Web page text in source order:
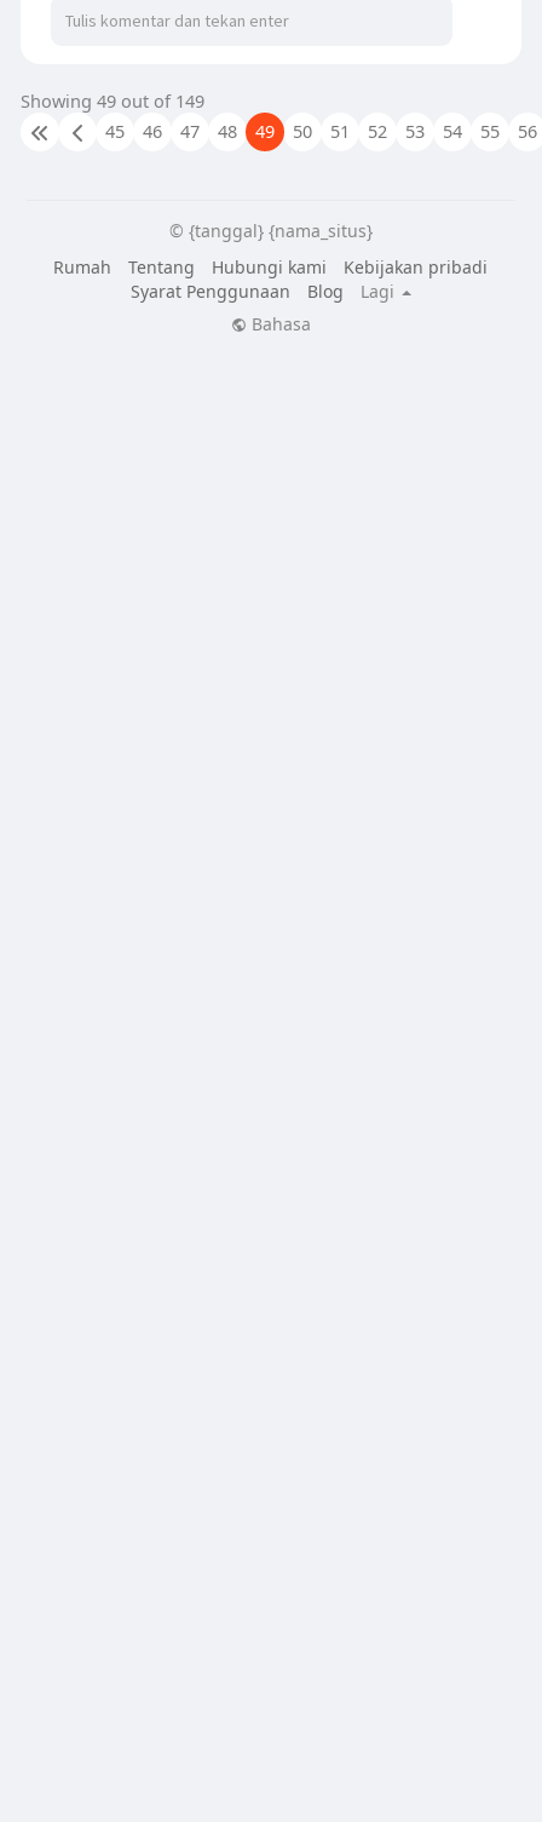
Showing 49 out of 149
45
46 47 48 49 50 51 52 53 54 55 56
© {tanggal} {nama_situs}
Rumah
Tentang Hubungi kami
Kebijakan pribadi
Syarat Penggunaan
Blog
Lagi
Bahasa